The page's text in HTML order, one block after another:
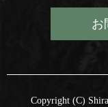
お
Copyright (C)